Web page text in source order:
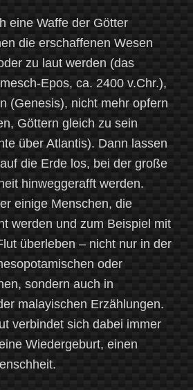
eine Waffe der Götter
die erschaffenen Wesen
zu laut werden (das
Epos, ca. 2400 v.Chr.),
(Genesis), nicht mehr opfern
Göttern gleich zu sein
über Atlantis). Dann lassen
die Erde los, bei der große
hinweggerafft werden.
einige Menschen, die
werden und zum Beispiel mit
überleben – nicht nur in der
oder
sondern auch in
malayischen Erzählungen.
verbindet sich dabei immer
Wiedergeburt, einen